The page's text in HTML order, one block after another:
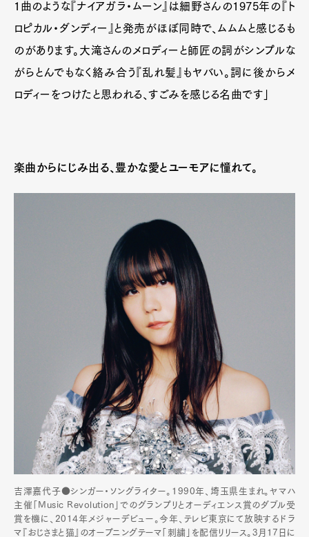
1曲のような『ナイアガラ・ムーン』は細野さんの1975年の『ト
ロピカル・ダンディー』と発売がほぼ同時で、ムムムと感じるも
のがあります。大滝さんのメロディーと師匠の詞がシンプルな
がらとんでもなく絡み合う『乱れ髪』もヤバい。詞に後からメ
ロディーをつけたと思われる、すごみを感じる名曲です」
楽曲からにじみ出る、豊かな愛とユーモアに憧れて。
吉澤嘉代子●シンガー・ソングライター。1990年、埼玉県生まれ。ヤマハ
主催「Music Revolution」でのグランプリとオーディエンス賞のダブル受
賞を機に、2014年メジャーデビュー。今年、テレビ東京にて放映するドラ
マ『おじさまと猫』のオープニングテーマ「刺繍」を配信リリース。3月17日に